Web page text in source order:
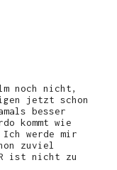
noch nicht,
jetzt schon
besser
kommt wie
werde mir
zuviel
ist nicht zu